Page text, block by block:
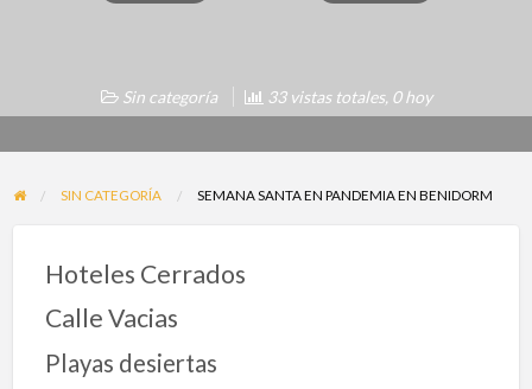
Sin categoría 33 vistas totales, 0 hoy
SIN CATEGORÍA SEMANA SANTA EN PANDEMIA EN BENIDORM
Hoteles Cerrados
Calle Vacias
Playas desiertas